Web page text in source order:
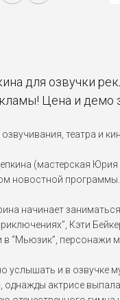
для озвучки
Цена и демо
театра и
(мастерская Юрия
новостной
начинает
Кэти
“Мьюзик”, персонажи
и в озвучке
однажды актрисе